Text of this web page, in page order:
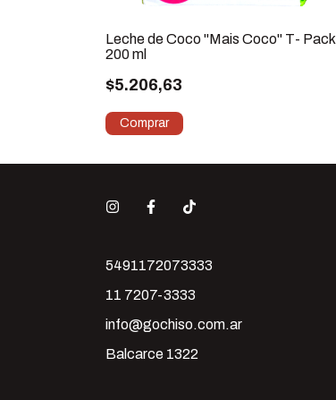
Leche de Coco "Mais Coco" T- Pack
200 ml
$5.206,63
5491172073333
11 7207-3333
info@gochiso.com.ar
Balcarce 1322